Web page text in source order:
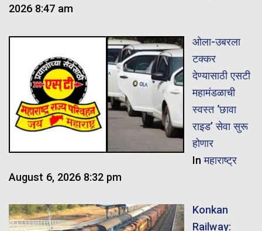
2026 8:47 am
ओला-उबरला
टक्कर
देण्यासाठी एसटी
महामंडळाची
स्वस्त ‘छावा
राइड’ सेवा सुरू
होणार
Inमहाराष्ट्र
August 6, 2026 8:32 pm
Konkan
Railway: